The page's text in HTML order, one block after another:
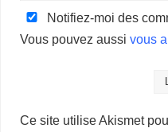
Notifiez-moi des
Vous pouvez aussivous
Ce site utilise Akismet